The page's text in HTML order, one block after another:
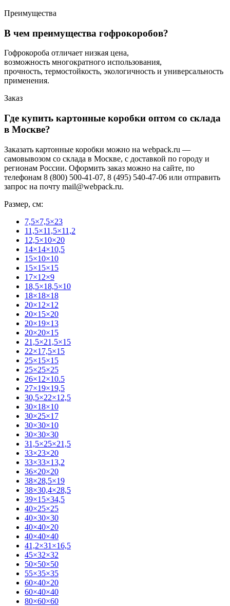
Преимущества
В чем преимущества гофрокоробов?
Гофрокороба отличает низкая цена,
возможность многократного использования,
прочность, термостойкость, экологичность и универсальность
применения.
Заказ
Где купить картонные коробки оптом со склада
в Москве?
Заказать картонные коробки можно на webpack.ru —
самовывозом со склада в Москве, с доставкой по городу и
регионам России. Оформить заказ можно на сайте, по
телефонам 8 (800) 500-41-07, 8 (495) 540-47-06 или отправить
запрос на почту mail@webpack.ru.
Размер, см:
7,5×7,5×23
11,5×11,5×11,2
12,5×10×20
14×14×10,5
15×10×10
15×15×15
17×12×9
18,5×18,5×10
18×18×18
20×12×12
20×15×20
20×19×13
20×20×15
21,5×21,5×15
22×17,5×15
25×15×15
25×25×25
26×12×10.5
27×19×19,5
30,5×22×12,5
30×18×10
30×25×17
30×30×10
30×30×30
31,5×25×21,5
33×23×20
33×33×13,2
36×20×20
38×28,5×19
38×30,4×28,5
39×15×34,5
40×25×25
40×30×30
40×40×20
40×40×40
41,2×31×16,5
45×32×32
50×50×50
55×35×35
60×40×20
60×40×40
80×60×60